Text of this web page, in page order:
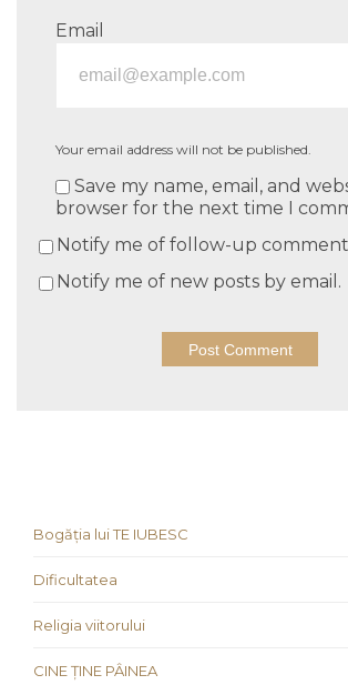
Email
Your email address will not be published.
Save my name, email, and
browser for the next time I
Notify me of follow-up
Notify me of new posts by email.
Bogăția lui TE IUBESC
Dificultatea
Religia viitorului
CINE ȚINE PÂINEA